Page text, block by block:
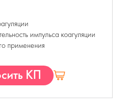
импульса коагуляции
применения
КП